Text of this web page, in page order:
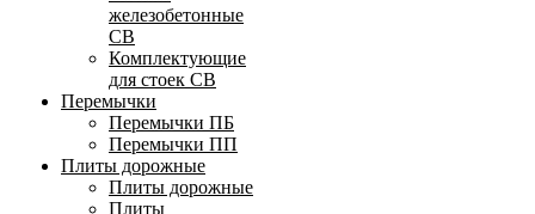
железобетонные
СВ
Комплектующие
для стоек СВ
Перемычки
Перемычки ПБ
Перемычки ПП
Плиты дорожные
Плиты дорожные
Плиты